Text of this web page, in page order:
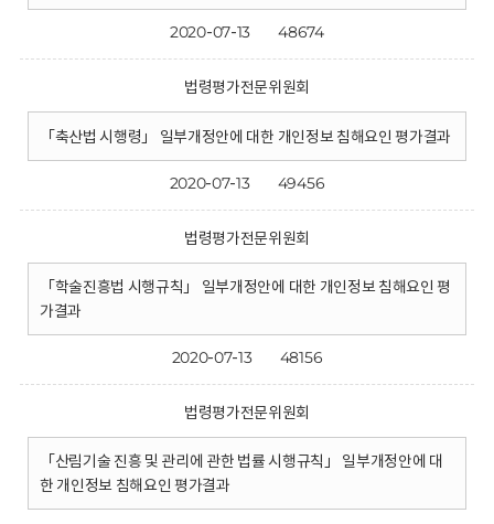
2020-07-13 48674
법령평가전문위원회
「축산법 시행령」 일부개정안에 대한 개인정보 침해요인 평가결과
2020-07-13 49456
법령평가전문위원회
「학술진흥법 시행규칙」 일부개정안에 대한 개인정보 침해요인 평
가결과
2020-07-13 48156
법령평가전문위원회
「산림기술 진흥 및 관리에 관한 법률 시행규칙」 일부개정안에 대
한 개인정보 침해요인 평가결과